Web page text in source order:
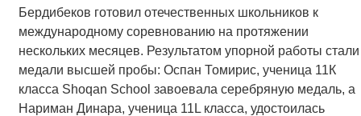
Бердибеков готовил отечественных школьников к
международному соревнованию на протяжении
нескольких месяцев. Результатом упорной работы стали
медали высшей пробы: Оспан Томирис, ученица 11К
класса Shoqan School завоевала серебряную медаль, а
Нариман Динара, ученица 11L класса, удостоилась